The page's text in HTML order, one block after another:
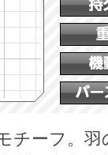
チーフ。